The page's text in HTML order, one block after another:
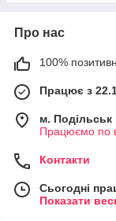
Про нас
100%
Працює з
м. Подільськ
Працюємо по
Контакти
Сьогодні
Показати